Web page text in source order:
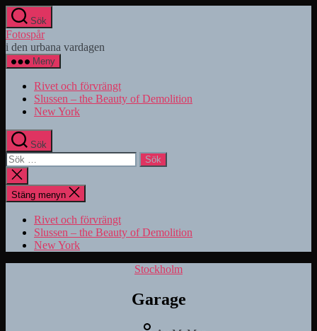
Hoppa
till
innehåll
Sök
Fotospår
i den urbana vardagen
Meny
Rivet och förvrängt
Slussen – the Beauty of Demolition
New York
Sök
Sök
efter:
Stäng
sökningen
Stäng menyn
Rivet och förvrängt
Slussen – the Beauty of Demolition
New York
Kategorier
Stockholm
Garage
Inläggsförfattare